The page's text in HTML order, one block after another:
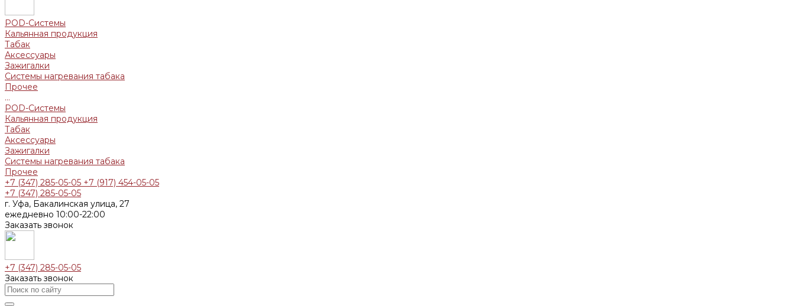
POD-Системы
Кальянная продукция
Табак
Аксессуары
Зажигалки
Системы нагревания табака
Прочее
...
POD-Системы
Кальянная продукция
Табак
Аксессуары
Зажигалки
Системы нагревания табака
Прочее
+7 (347) 285-05-05 +7 (917) 454-05-05
+7 (347) 285-05-05
г. Уфа, Бакалинская улица, 27
ежедневно 10:00-22:00
Заказать звонок
+7 (347) 285-05-05
Заказать звонок